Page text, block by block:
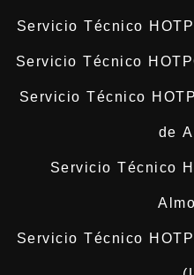
Servicio Técnico
Servicio Técnico
Servicio Técnico
de
Servicio Técnico
Servicio Técnico